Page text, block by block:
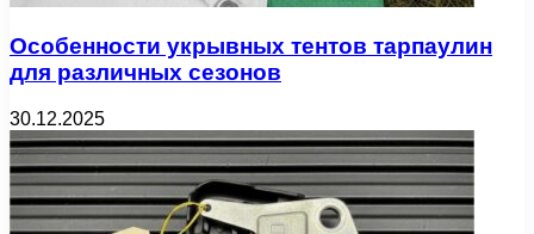
Особенности укрывных тентов тарпаулин
для различных сезонов
30.12.2025